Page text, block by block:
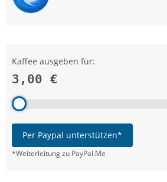
Kaffee ausgeben für:
3,00 €
Per Paypal unterstützen*
*Weiterleitung zu PayPal.Me